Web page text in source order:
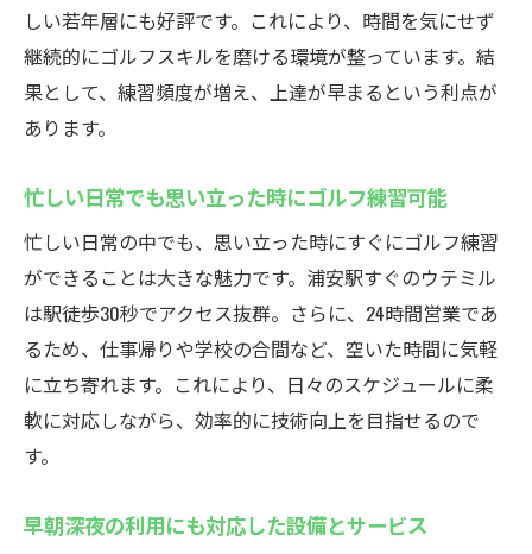
しい若年層にも好評です。これにより、時間を気にせず
継続的にゴルフスキルを磨ける環境が整っています。結
果として、練習頻度が増え、上達が早まるという利点が
あります。
忙しい日常でも思い立った時にゴルフ練習可能
忙しい日常の中でも、思い立った時にすぐにゴルフ練習
ができることは大きな魅力です。浦安駅すぐのウテミル
は駅徒歩30秒でアクセス抜群。さらに、24時間営業であ
るため、仕事帰りや学校の合間など、空いた時間に気軽
に立ち寄れます。これにより、日々のスケジュールに柔
軟に対応しながら、効率的に技術向上を目指せるので
す。
早朝深夜の利用にも対応した設備とサービス